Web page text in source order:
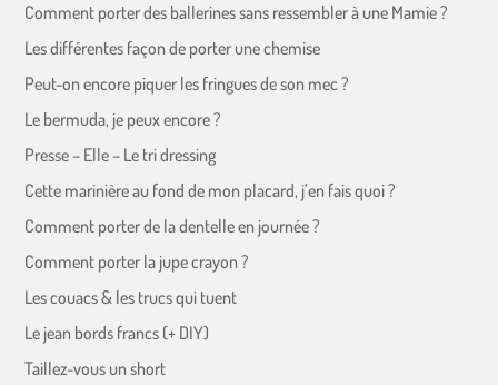
Comment porter des ballerines sans ressembler à une Mamie ?
Les différentes façon de porter une chemise
Peut-on encore piquer les fringues de son mec ?
Le bermuda, je peux encore ?
Presse – Elle – Le tri dressing
Cette marinière au fond de mon placard, j’en fais quoi ?
Comment porter de la dentelle en journée ?
Comment porter la jupe crayon ?
Les couacs & les trucs qui tuent
Le jean bords francs (+ DIY)
Taillez-vous un short